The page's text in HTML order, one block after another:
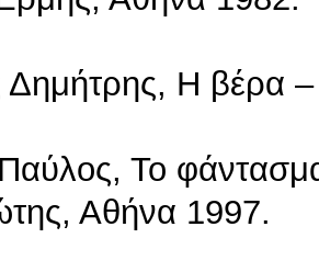
Δημήτρης, Η βέρα
Το
Αθήνα 1997.